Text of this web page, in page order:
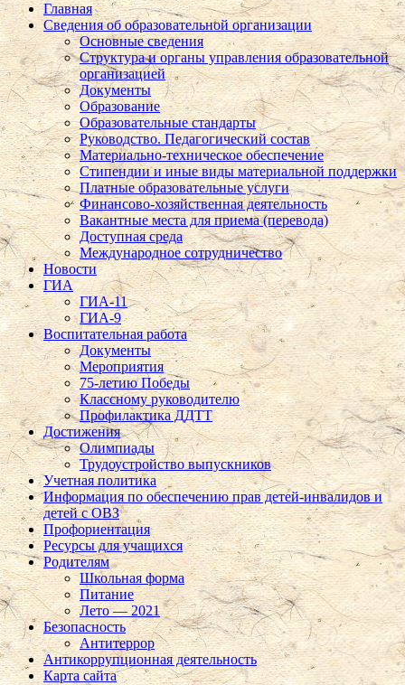
Главная
Сведения об образовательной организации
Основные сведения
Структура и органы управления образовательной
организацией
Документы
Образование
Образовательные стандарты
Руководство. Педагогический состав
Материально-техническое обеспечение
Стипендии и иные виды материальной поддержки
Платные образовательные услуги
Финансово-хозяйственная деятельность
Вакантные места для приема (перевода)
Доступная среда
Международное сотрудничество
Новости
ГИА
ГИА-11
ГИА-9
Воспитательная работа
Документы
Мероприятия
75-летию Победы
Классному руководителю
Профилактика ДДТТ
Достижения
Олимпиады
Трудоустройство выпускников
Учетная политика
Информация по обеспечению прав детей-инвалидов и
детей с ОВЗ
Профориентация
Ресурсы для учащихся
Родителям
Школьная форма
Питание
Лето — 2021
Безопасность
Антитеррор
Антикоррупционная деятельность
Карта сайта